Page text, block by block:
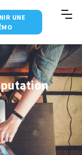
UNE